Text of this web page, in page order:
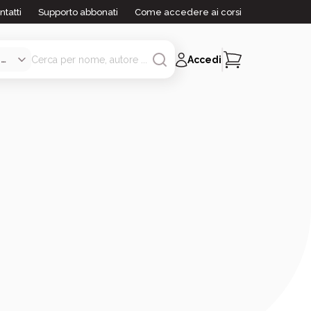
Supporto abbonati Come accedere ai corsi
Accedi